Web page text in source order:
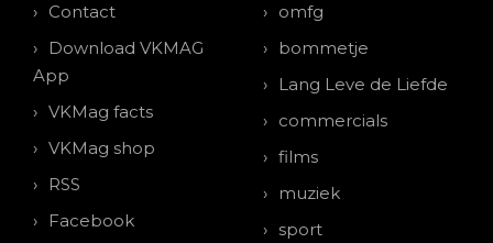
Contact
Download VKMAG
App
VKMag facts
VKMag shop
RSS
Facebook
omfg
bommetje
Lang Leve de Liefde
commercials
films
muziek
sport